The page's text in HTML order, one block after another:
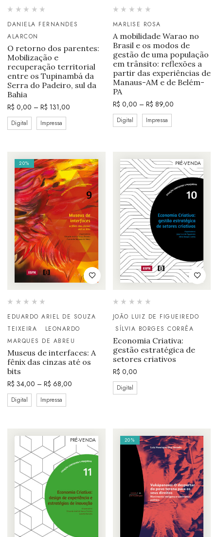
DANIELA FERNANDES
ALARCON
O retorno dos parentes:
Mobilização e
recuperação territorial
entre os Tupinambá da
Serra do Padeiro, sul da
Bahia
R$ 0,00 – R$ 131,00
Digital Impressa
MARLISE ROSA
A mobilidade Warao no
Brasil e os modos de
gestão de uma população
em trânsito: reflexões a
partir das experiências de
Manaus-AM e de Belém-
PA
R$ 0,00 – R$ 89,00
Digital Impressa
20%
EDUARDO ARIEL DE SOUZA
TEIXEIRA
LEONARDO
MARQUES DE ABREU
Museus de interfaces: A
fênix das cinzas até os
bits
R$ 34,00 – R$ 68,00
Digital Impressa
PRÉ-VENDA
JOÃO LUIZ DE FIGUEIREDO
SÍLVIA BORGES CORRÊA
Economia Criativa:
gestão estratégica de
setores criativos
R$ 0,00
Digital
PRÉ-VENDA 20%